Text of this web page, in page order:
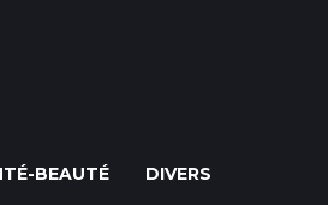
BEAUTÉ DIVERS